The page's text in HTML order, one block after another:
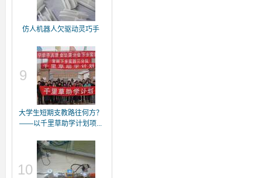
仿人机器人欠驱动灵巧手
9
大学生短期支教路往何方？
——以千里草助学计划项...
10